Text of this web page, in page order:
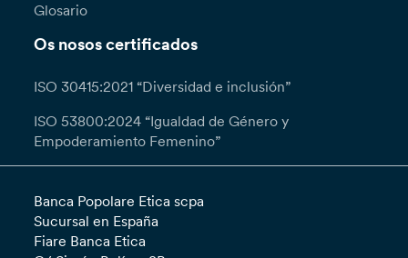
Glosario
Os nosos certificados
ISO 30415:2021 “Diversidad e inclusión”
ISO 53800:2024 “Igualdad de Género y
Empoderamiento Femenino”
Banca Popolare Etica scpa
Sucursal en España
Fiare Banca Etica